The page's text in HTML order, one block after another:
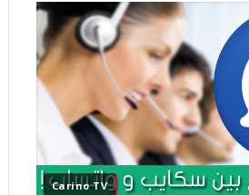
Carino TV